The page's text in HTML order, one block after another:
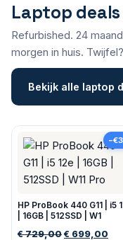
Laptop
Refurbished. 24
morgen in huis. Twijfel?
Bekijk alle laptop
HP ProBook 440 G11 | i5
| 16GB | 512SSD | W1
€729,00 € 699,00